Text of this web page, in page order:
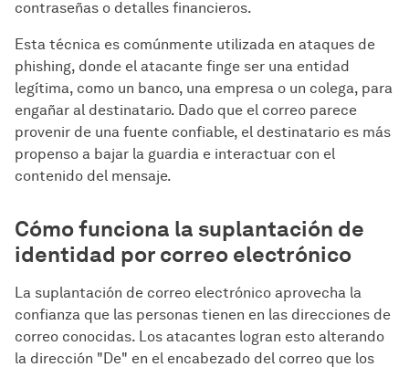
contraseñas o detalles financieros.
Esta técnica es comúnmente utilizada en ataques de
phishing, donde el atacante finge ser una entidad
legítima, como un banco, una empresa o un colega, para
engañar al destinatario. Dado que el correo parece
provenir de una fuente confiable, el destinatario es más
propenso a bajar la guardia e interactuar con el
contenido del mensaje.
Cómo funciona la suplantación de
identidad por correo electrónico
La suplantación de correo electrónico aprovecha la
confianza que las personas tienen en las direcciones de
correo conocidas. Los atacantes logran esto alterando
la dirección "De" en el encabezado del correo que los